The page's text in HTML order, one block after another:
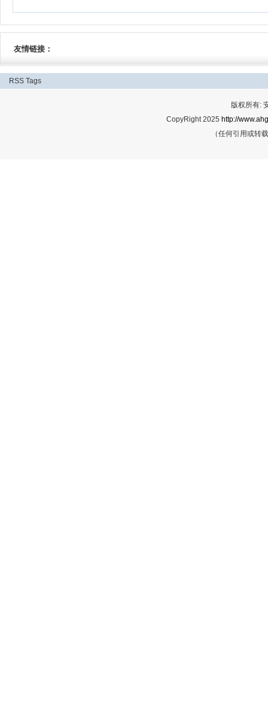
友情链接：
RSS Tags
版权所有:
CopyRight 2025 http://
（任何引用或转